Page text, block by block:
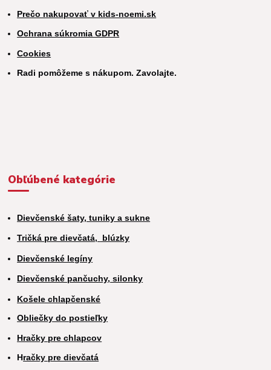
Prečo nakupovať v kids-noemi.sk
Ochrana súkromia GDPR
Cookies
Radi pomôžeme s nákupom. Zavolajte.
Obľúbené kategórie
Dievčenské šaty, tuniky a sukne
Tričká pre dievčatá, blúzky
Dievčenské legíny
Dievčenské pančuchy, silonky
Košele chlapčenské
Obliečky do postieľky
Hračky pre chlapcov
Hračky pre dievčatá